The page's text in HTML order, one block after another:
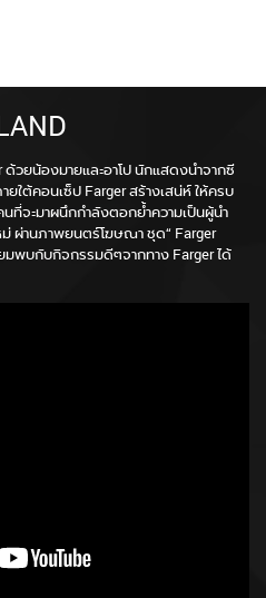
วยน้องมายและอาโป นักแสดงนำจากซี
ยใต้คอนเซ็ป Farger สร้างเสน่ห์ ให้ครบ
จะมาผนึกกำลังตอกย้ำความเป็นผู้นำ
ผ่านภาพยนตร์โฆษณา ชุด“ Farger
พบกับกิจกรรมดีๆจากทาง Farger ได้